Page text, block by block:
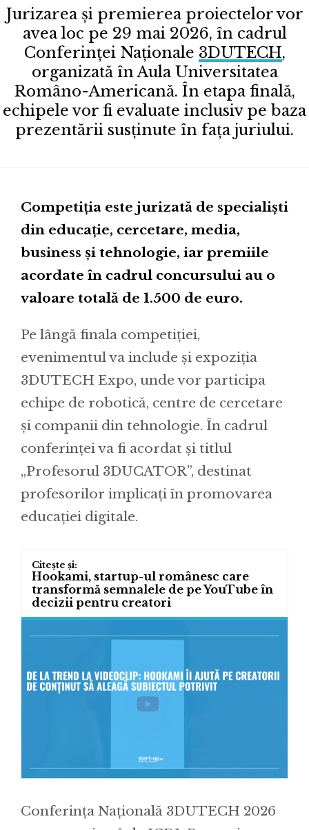
Jurizarea și premierea proiectelor vor
avea loc pe 29 mai 2026, în cadrul
Conferinței Naționale 3DUTECH,
organizată în Aula Universitatea
Româno-Americană. În etapa finală,
echipele vor fi evaluate inclusiv pe baza
prezentării susținute în fața juriului.
Competiția este jurizată de specialiști
din educație, cercetare, media,
business și tehnologie, iar premiile
acordate în cadrul concursului au o
valoare totală de 1.500 de euro.
Pe lângă finala competiției,
evenimentul va include și expoziția
3DUTECH Expo, unde vor participa
echipe de robotică, centre de cercetare
și companii din tehnologie. În cadrul
conferinței va fi acordat și titlul
„Profesorul 3DUCATOR”, destinat
profesorilor implicați în promovarea
educației digitale.
Hookami, startup-ul românesc care
transformă semnalele de pe YouTube în
decizii pentru creatori
Conferința Națională 3DUTECH 2026